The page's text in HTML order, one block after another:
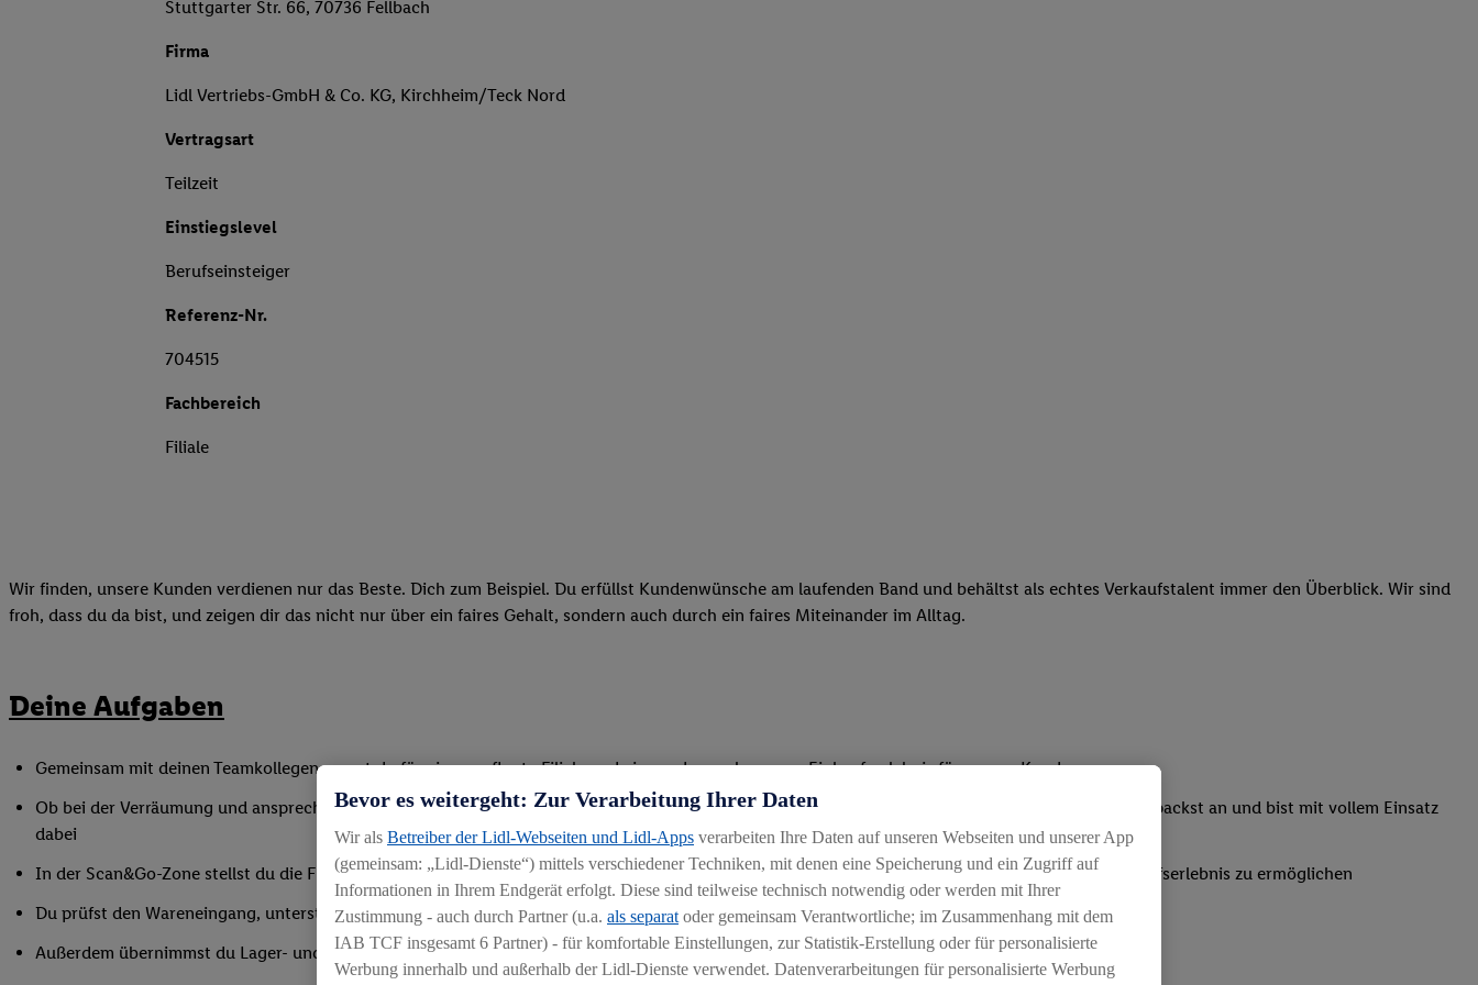
Stuttgarter Str. 66, 70736 Fellbach
Firma
Lidl Vertriebs-GmbH & Co. KG, Kirchheim/Teck Nord
Vertragsart
Teilzeit
Einstiegslevel
Berufseinsteiger
Referenz-Nr.
704515
Fachbereich
Filiale
Wir finden, unsere Kunden verdienen nur das Beste. Dich zum Beispiel. Du erfüllst Kundenwünsche am laufenden Band und behältst als echtes Verkaufstalent immer den Überblick. Wir sind
froh, dass du da bist, und zeigen dir das nicht nur über ein faires Gehalt, sondern auch durch ein faires Miteinander im Alltag.
Deine Aufgaben
Gemeinsam mit deinen Teamkollegen sorgst du für eine gepflegte Filiale und ein rundum gelungenes Einkaufserlebnis für unsere Kunden
Ob bei der Verräumung und ansprechender Präsentation der Ware, beim Backen oder beim Kassieren mit unseren modernen Kassensystemen: Du packst an und bist mit vollem Einsatz
dabei
In der Scan&Go-Zone stellst du die Funktionsfähigkeit sicher, begeisterst Kunden für das System und bietest Hilfestellung, um ein positives Einkaufserlebnis zu ermöglichen
Du prüfst den Wareneingang, unterstützt bei Inventurarbeiten und stehst unseren Kunden mit Rat und Tat zur Verfügung
Außerdem übernimmst du Lager- und Reinigungsarbeiten
Bevor es weitergeht: Zur Verarbeitung Ihrer Daten
Wir als Betreiber der Lidl-Webseiten und Lidl-Apps verarbeiten Ihre Daten auf unseren Webseiten und unserer App
(gemeinsam: „Lidl-Dienste“) mittels verschiedener Techniken, mit denen eine Speicherung und ein Zugriff auf
Informationen in Ihrem Endgerät erfolgt. Diese sind teilweise technisch notwendig oder werden mit Ihrer
Zustimmung - auch durch Partner (u.a. als separat oder gemeinsam Verantwortliche; im Zusammenhang mit dem
IAB TCF insgesamt 6 Partner) - für komfortable Einstellungen, zur Statistik-Erstellung oder für personalisierte
Werbung innerhalb und außerhalb der Lidl-Dienste verwendet. Datenverarbeitungen für personalisierte Werbung